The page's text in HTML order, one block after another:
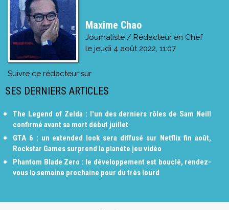
Maxime Chao
Journaliste / Rédacteur en Chef
le jeudi 4 août 2022, 11:07
Suivre ce rédacteur sur
SES DERNIERS ARTICLES
The Legend of Zelda : l'un des derniers rôles de Sam Neill
confirmé avant sa mort début juillet
GTA 6 : un extended look sera diffusé sur Netflix fin août,
Rockstar Games surprend la planète jeu vidéo
Phantom Blade Zero : le développement est bouclé, rendez-
vous la semaine prochaine pour du très lourd